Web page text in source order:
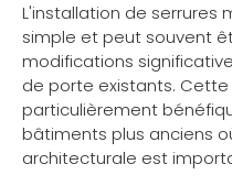
L'installation de
simple et peut souvent
modifications
de porte existants.
particulièrement
bâtiments plus anciens
architecturale est